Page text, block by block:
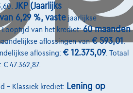
JKP (Jaarlijks
6,29 %, vaste jaarlijkse
Looptijd van het krediet:60 maanden.
aflossingen van€ 593,01.
aflossing: € 12.375,09. Totaal
47.362,87.
– Klassiek krediet: Lening op